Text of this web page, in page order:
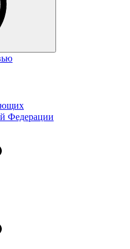
Федерации